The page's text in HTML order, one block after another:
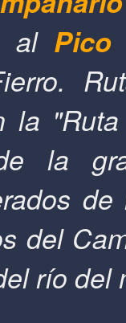
al Pico
la
la
del
río del